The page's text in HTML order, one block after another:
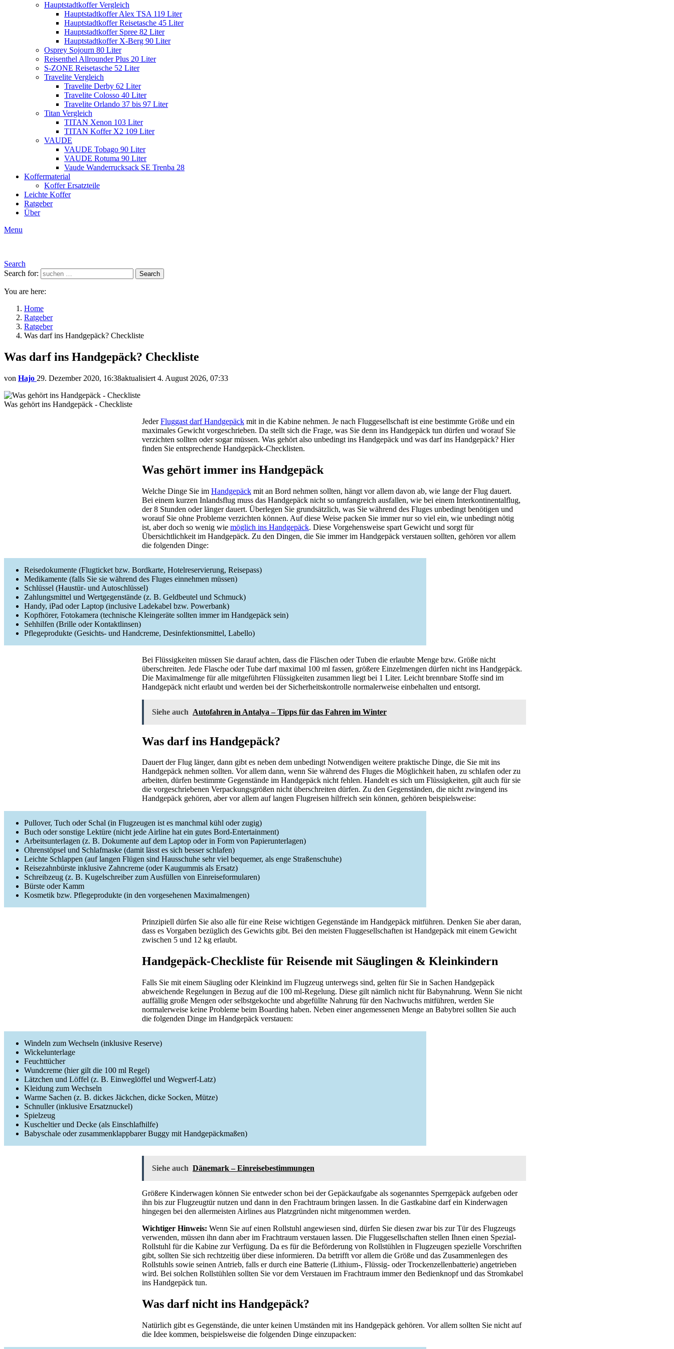
Hauptstadtkoffer Vergleich
Hauptstadtkoffer Alex TSA 119 Liter
Hauptstadtkoffer Reisetasche 45 Liter
Hauptstadtkoffer Spree 82 Liter
Hauptstadtkoffer X-Berg 90 Liter
Osprey Sojourn 80 Liter
Reisenthel Allrounder Plus 20 Liter
S-ZONE Reisetasche 52 Liter
Travelite Vergleich
Travelite Derby 62 Liter
Travelite Colosso 40 Liter
Travelite Orlando 37 bis 97 Liter
Titan Vergleich
TITAN Xenon 103 Liter
TITAN Koffer X2 109 Liter
VAUDE
VAUDE Tobago 90 Liter
VAUDE Rotuma 90 Liter
Vaude Wanderrucksack SE Trenba 28
Koffermaterial
Koffer Ersatzteile
Leichte Koffer
Ratgeber
Über
Menu
Search
Search for:
Search
You are here:
Home
Ratgeber
Ratgeber
Was darf ins Handgepäck? Checkliste
Was darf ins Handgepäck? Checkliste
von Hajo 29. Dezember 2020, 16:38aktualisiert 4. August 2026, 07:33
Was gehört ins Handgepäck - Checkliste
JederFluggast darf Handgepäck mit in die Kabine nehmen. Je nach Fluggesellschaft ist eine bestimmte Größe und ein
maximales Gewicht vorgeschrieben. Da stellt sich die Frage, was Sie denn ins Handgepäck tun dürfen und worauf Sie
verzichten sollten oder sogar müssen. Was gehört also unbedingt ins Handgepäck und was darf ins Handgepäck? Hier
finden Sie entsprechende Handgepäck-Checklisten.
Was gehört immer ins Handgepäck
Welche Dinge Sie im Handgepäck mit an Bord nehmen sollten, hängt vor allem davon ab, wie lange der Flug dauert.
Bei einem kurzen Inlandsflug muss das Handgepäck nicht so umfangreich ausfallen, wie bei einem Interkontinentalflug,
der 8 Stunden oder länger dauert. Überlegen Sie grundsätzlich, was Sie während des Fluges unbedingt benötigen und
worauf Sie ohne Probleme verzichten können. Auf diese Weise packen Sie immer nur so viel ein, wie unbedingt nötig
ist, aber doch so wenig wie möglich ins Handgepäck. Diese Vorgehensweise spart Gewicht und sorgt für
Übersichtlichkeit im Handgepäck. Zu den Dingen, die Sie immer im Handgepäck verstauen sollten, gehören vor allem
die folgenden Dinge:
Reisedokumente (Flugticket bzw. Bordkarte, Hotelreservierung, Reisepass)
Medikamente (falls Sie sie während des Fluges einnehmen müssen)
Schlüssel (Haustür- und Autoschlüssel)
Zahlungsmittel und Wertgegenstände (z. B. Geldbeutel und Schmuck)
Handy, iPad oder Laptop (inclusive Ladekabel bzw. Powerbank)
Kopfhörer, Fotokamera (technische Kleingeräte sollten immer im Handgepäck sein)
Sehhilfen (Brille oder Kontaktlinsen)
Pflegeprodukte (Gesichts- und Handcreme, Desinfektionsmittel, Labello)
Bei Flüssigkeiten müssen Sie darauf achten, dass die Fläschen oder Tuben die erlaubte Menge bzw. Größe nicht
überschreiten. Jede Flasche oder Tube darf maximal 100 ml fassen, größere Einzelmengen dürfen nicht ins Handgepäck.
Die Maximalmenge für alle mitgeführten Flüssigkeiten zusammen liegt bei 1 Liter. Leicht brennbare Stoffe sind im
Handgepäck nicht erlaubt und werden bei der Sicherheitskontrolle normalerweise einbehalten und entsorgt.
Siehe auch Autofahren in Antalya – Tipps für das Fahren im Winter
Was darf ins Handgepäck?
Dauert der Flug länger, dann gibt es neben dem unbedingt Notwendigen weitere praktische Dinge, die Sie mit ins
Handgepäck nehmen sollten. Vor allem dann, wenn Sie während des Fluges die Möglichkeit haben, zu schlafen oder zu
arbeiten, dürfen bestimmte Gegenstände im Handgepäck nicht fehlen. Handelt es sich um Flüssigkeiten, gilt auch für sie
die vorgeschriebenen Verpackungsgrößen nicht überschreiten dürfen. Zu den Gegenständen, die nicht zwingend ins
Handgepäck gehören, aber vor allem auf langen Flugreisen hilfreich sein können, gehören beispielsweise:
Pullover, Tuch oder Schal (in Flugzeugen ist es manchmal kühl oder zugig)
Buch oder sonstige Lektüre (nicht jede Airline hat ein gutes Bord-Entertainment)
Arbeitsunterlagen (z. B. Dokumente auf dem Laptop oder in Form von Papierunterlagen)
Ohrenstöpsel und Schlafmaske (damit lässt es sich besser schlafen)
Leichte Schlappen (auf langen Flügen sind Hausschuhe sehr viel bequemer, als enge Straßenschuhe)
Reisezahnbürste inklusive Zahncreme (oder Kaugummis als Ersatz)
Schreibzeug (z. B. Kugelschreiber zum Ausfüllen von Einreiseformularen)
Bürste oder Kamm
Kosmetik bzw. Pflegeprodukte (in den vorgesehenen Maximalmengen)
Prinzipiell dürfen Sie also alle für eine Reise wichtigen Gegenstände im Handgepäck mitführen. Denken Sie aber daran,
dass es Vorgaben bezüglich des Gewichts gibt. Bei den meisten Fluggesellschaften ist Handgepäck mit einem Gewicht
zwischen 5 und 12 kg erlaubt.
Handgepäck-Checkliste für Reisende mit Säuglingen & Kleinkindern
Falls Sie mit einem Säugling oder Kleinkind im Flugzeug unterwegs sind, gelten für Sie in Sachen Handgepäck
abweichende Regelungen in Bezug auf die 100 ml-Regelung. Diese gilt nämlich nicht für Babynahrung. Wenn Sie nicht
auffällig große Mengen oder selbstgekochte und abgefüllte Nahrung für den Nachwuchs mitführen, werden Sie
normalerweise keine Probleme beim Boarding haben. Neben einer angemessenen Menge an Babybrei sollten Sie auch
die folgenden Dinge im Handgepäck verstauen:
Windeln zum Wechseln (inklusive Reserve)
Wickelunterlage
Feuchttücher
Wundcreme (hier gilt die 100 ml Regel)
Lätzchen und Löffel (z. B. Einweglöffel und Wegwerf-Latz)
Kleidung zum Wechseln
Warme Sachen (z. B. dickes Jäckchen, dicke Socken, Mütze)
Schnuller (inklusive Ersatznuckel)
Spielzeug
Kuscheltier und Decke (als Einschlafhilfe)
Babyschale oder zusammenklappbarer Buggy mit Handgepäckmaßen)
Siehe auch Dänemark – Einreisebestimmungen
Größere Kinderwagen können Sie entweder schon bei der Gepäckaufgabe als sogenanntes Sperrgepäck aufgeben oder
ihn bis zur Flugzeugtür nutzen und dann in den Frachtraum bringen lassen. In die Gastkabine darf ein Kinderwagen
hingegen bei den allermeisten Airlines aus Platzgründen nicht mitgenommen werden.
Wichtiger Hinweis: Wenn Sie auf einen Rollstuhl angewiesen sind, dürfen Sie diesen zwar bis zur Tür des Flugzeugs
verwenden, müssen ihn dann aber im Frachtraum verstauen lassen. Die Fluggesellschaften stellen Ihnen einen Spezial-
Rollstuhl für die Kabine zur Verfügung. Da es für die Beförderung von Rollstühlen in Flugzeugen spezielle Vorschriften
gibt, sollten Sie sich rechtzeitig über diese informieren. Da betrifft vor allem die Größe und das Zusammenlegen des
Rollstuhls sowie seinen Antrieb, falls er durch eine Batterie (Lithium-, Flüssig- oder Trockenzellenbatterie) angetrieben
wird. Bei solchen Rollstühlen sollten Sie vor dem Verstauen im Frachtraum immer den Bedienknopf und das Stromkabel
ins Handgepäck tun.
Was darf nicht ins Handgepäck?
Natürlich gibt es Gegenstände, die unter keinen Umständen mit ins Handgepäck gehören. Vor allem sollten Sie nicht auf
die Idee kommen, beispielsweise die folgenden Dinge einzupacken: